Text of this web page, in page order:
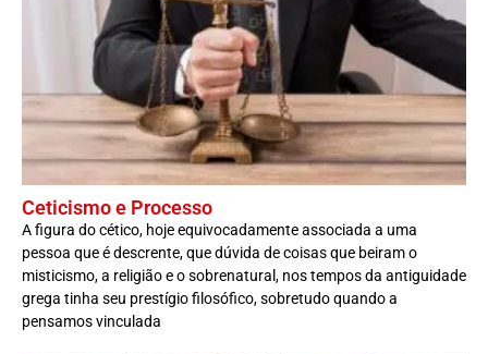
Ceticismo e Processo
A figura do cético, hoje equivocadamente associada a uma
pessoa que é descrente, que dúvida de coisas que beiram o
misticismo, a religião e o sobrenatural, nos tempos da antiguidade
grega tinha seu prestígio filosófico, sobretudo quando a
pensamos vinculada